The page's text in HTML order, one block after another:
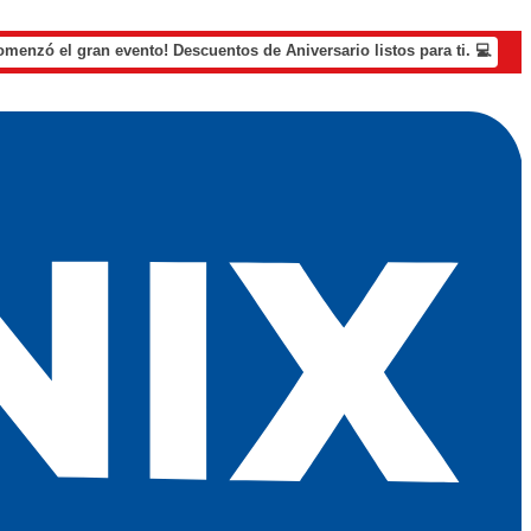
el gran evento! Descuentos de Aniversario listos para ti. 💻